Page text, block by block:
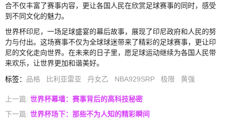
合不仅丰富了赛事内容，更让各国人民在欣赏足球赛事的同时，感受
到不同文化的魅力。
世界杯印尼，一场足球盛宴的幕后故事，展现了印尼政府和人民的努
力与付出。这场赛事不仅为全球球迷带来了精彩的足球赛事，更让印
尼的文化走向世界。在未来的日子里，愿足球运动继续为各国人民带
来欢乐，让世界更加和谐美好。
标签： 品格 比利亚雷亚 丹女乙 NBA929SRP 极限 黄强
上一篇: 世界杯幕墙：赛事背后的高科技秘密
下一篇: 世界杯场下：那些不为人知的精彩瞬间